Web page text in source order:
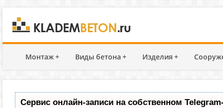
Монтаж+ Виды бетона + Изделия +
Сервис онлайн-записи на собственном